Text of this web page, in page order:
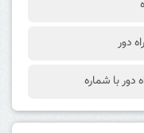
دور
دور با شماره